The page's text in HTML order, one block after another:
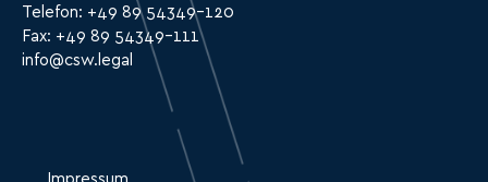
Telefon: +49 89 54349-120
Fax: +49 89 54349-111
info@csw.legal​